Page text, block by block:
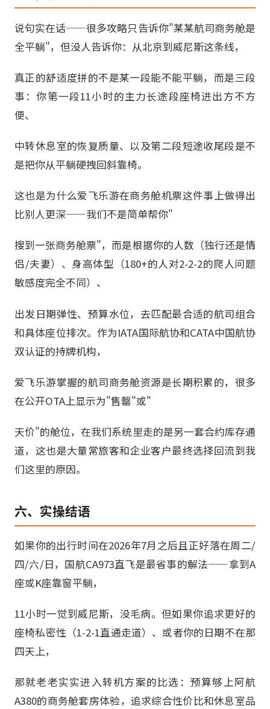
说句实在话——很多攻略只告诉你"某某航司商务舱是
全平躺"，但没人告诉你：从北京到威尼斯这条线，
真正的舒适度拼的不是某一段能不能平躺，而是三段
事：你第一段11小时的主力长途段座椅进出方不方
便、
中转休息室的恢复质量、以及第二段短途收尾段是不
是把你从平躺硬拽回斜靠椅。
这也是为什么爱飞乐游在商务舱机票这件事上做得出
比别人更深——我们不是简单帮你"
搜到一张商务舱票"，而是根据你的人数（独行还是情
侣/夫妻）、身高体型（180+的人对2-2-2的爬人问题
敏感度完全不同）、
出发日期弹性、预算水位，去匹配最合适的航司组合
和具体座位排次。作为IATA国际航协和CATA中国航协
双认证的持牌机构，
爱飞乐游掌握的航司商务舱资源是长期积累的，很多
在公开OTA上显示为"售罄"或"
天价"的舱位，在我们系统里走的是另一套合约库存通
道，这也是大量常旅客和企业客户最终选择回流到我
们这里的原因。
六、实操结语
如果你的出行时间在2026年7月之后且正好落在周二/
四/六/日，国航CA973直飞是最省事的解法——拿到A
座或K座靠窗平躺，
11小时一觉到威尼斯，没毛病。但如果你追求更好的
座椅私密性（1-2-1直通走道）、或者你的日期不在那
四天上，
那就老老实实进入转机方案的比选：预算够上阿航
A380的商务舱套房体验，追求综合性价比和休息室品